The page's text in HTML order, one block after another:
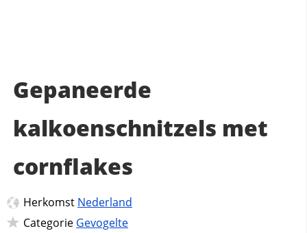
Gepaneerde
kalkoenschnitzels met
cornflakes
Herkomst Nederland
Categorie Gevogelte